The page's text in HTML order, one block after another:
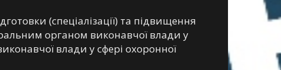
(спеціалізації) та підвищення
органом виконавчої влади у
влади у сфері охоронної